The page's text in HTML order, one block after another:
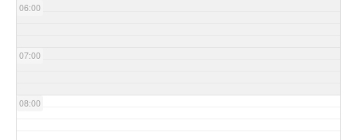
06:00
07:00
08:00